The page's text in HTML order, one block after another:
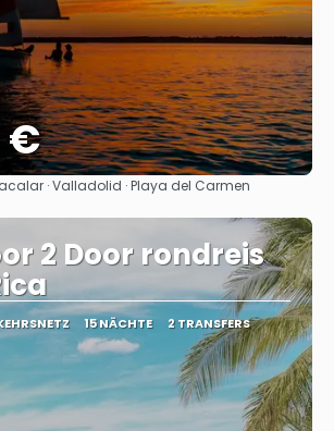
€
Sehen
· Valladolid · Playa del Carmen
2 Door rondreis
15 NÄCHTE 2 TRANSFERS